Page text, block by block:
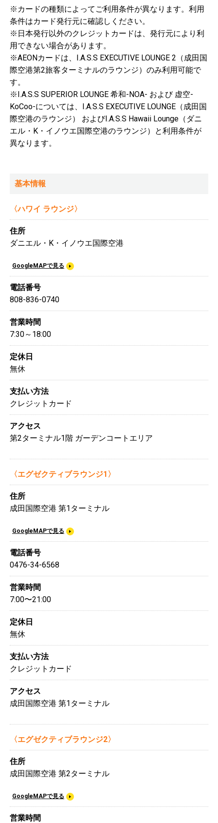
※カードの種類によってご利用条件が異なります。利用
条件はカード発行元に確認しください。
※日本発行以外のクレジットカードは、発行元により利
用できない場合があります。
※AEONカードは、I.A.S.S EXECUTIVE LOUNGE 2（成田国
際空港第2旅客ターミナルのラウンジ）のみ利用可能で
す。
※I.A.S.S SUPERIOR LOUNGE 希和-NOA- および 虚空-
KoCoo-については、I.A.S.S EXECUTIVE LOUNGE（成田国
際空港のラウンジ） およびI.A.S.S Hawaii Lounge（ダニ
エル・K・イノウエ国際空港のラウンジ）と利用条件が
異なります。
基本情報
〈ハワイ ラウンジ〉
住所
ダニエル・K・イノウエ国際空港
GoogleMAPで見る
電話番号
808-836-0740
営業時間
7:30～18:00
定休日
無休
支払い方法
クレジットカード
アクセス
第2ターミナル1階 ガーデンコートエリア
〈エグゼクティブラウンジ1〉
住所
成田国際空港 第1ターミナル
GoogleMAPで見る
電話番号
0476-34-6568
営業時間
7:00〜21:00
定休日
無休
支払い方法
クレジットカード
アクセス
成田国際空港 第1ターミナル
〈エグゼクティブラウンジ2〉
住所
成田国際空港 第2ターミナル
GoogleMAPで見る
営業時間